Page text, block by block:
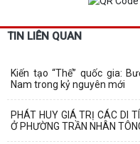
TIN LIÊN QUAN
Kiến tạo “Thế” quốc gia:
Nam trong kỷ nguyên mới
PHÁT HUY GIÁ TRỊ CÁC DI
Ở PHƯỜNG TRẦN NHÂN